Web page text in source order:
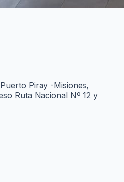
Piray -Misiones,
Ruta Nacional Nº 12 y